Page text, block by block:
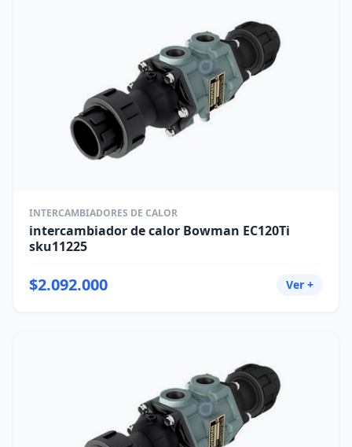
INTERCAMBIADORES DE CALOR
intercambiador de calor Bowman EC120Ti
sku11225
$2.092.000 Ver +